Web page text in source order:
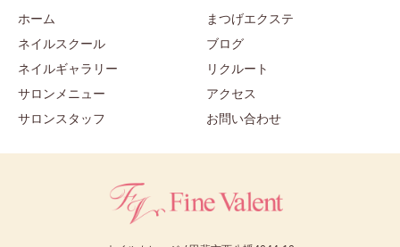
ホーム
ネイルスクール
ネイルギャラリー
サロンメニュー
サロンスタッフ
まつげエクステ
ブログ
リクルート
アクセス
お問い合わせ